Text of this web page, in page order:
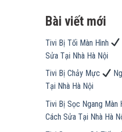
Bài viết mới
Tivi Bị Tối Màn Hình
Sửa Tại Nhà Hà Nội
Tivi Bị Chảy Mực
Tại Nhà Hà Nội
Tivi Bị Sọc Ngang Màn
Cách Sửa Tại Nhà Hà